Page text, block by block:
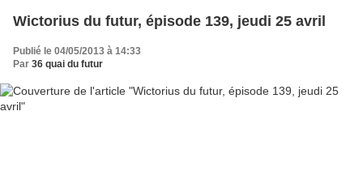
Wictorius du futur, épisode 139, jeudi 25 avril
Publié le 04/05/2013 à 14:33
Par 36 quai du futur